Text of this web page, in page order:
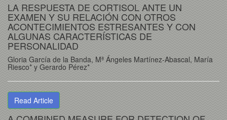
LA RESPUESTA DE CORTISOL ANTE UN
EXAMEN Y SU RELACIÓN CON OTROS
ACONTECIMIENTOS ESTRESANTES Y CON
ALGUNAS CARACTERÍSTICAS DE
PERSONALIDAD
Gloria García de la Banda, Mª Ángeles Martínez-Abascal, María
Riesco* y Gerardo Pérez*
Read Article